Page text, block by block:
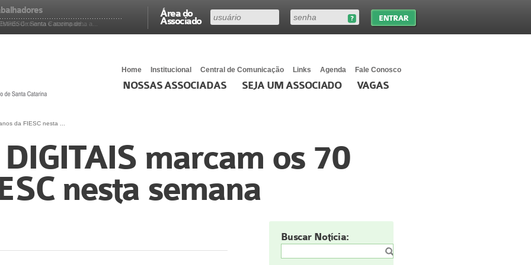
Área do
Associado
orienta e acompanha a...
de Santa Catarina de...
Home Institucional Central de Comunicação Links Agenda Fale Conosco
NOSSAS ASSOCIADAS SEJA UM ASSOCIADO VAGAS
da FIESC nesta ...
marcam os 70
nesta semana
Buscar Notícia: